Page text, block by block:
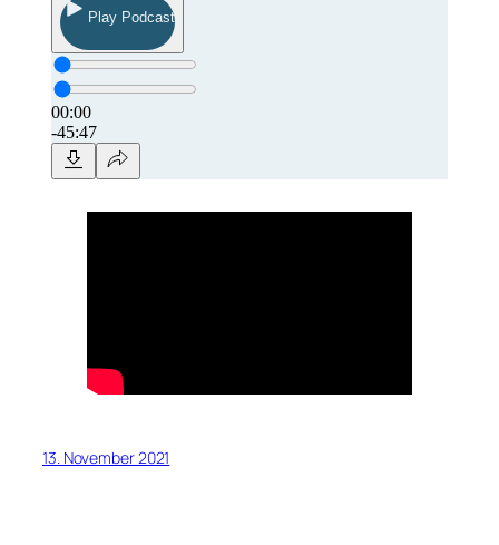
13. November 2021